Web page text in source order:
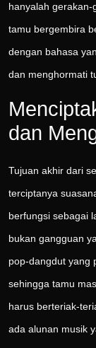
hanyalah
tamu bergembira
dengan bahasa
dan menghormati
dan
Tujuan akhir dari
terciptanya
berfungsi sebagai
bukan gangguan
pop-dangdut yang
sehingga tamu
harus berteriak-
ada alunan musik